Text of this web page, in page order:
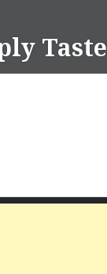
Taste